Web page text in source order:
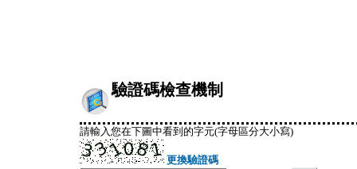
驗證碼檢查機制
請輸入您在下圖中看到的字元(字母區分大小寫)
更換驗證碼